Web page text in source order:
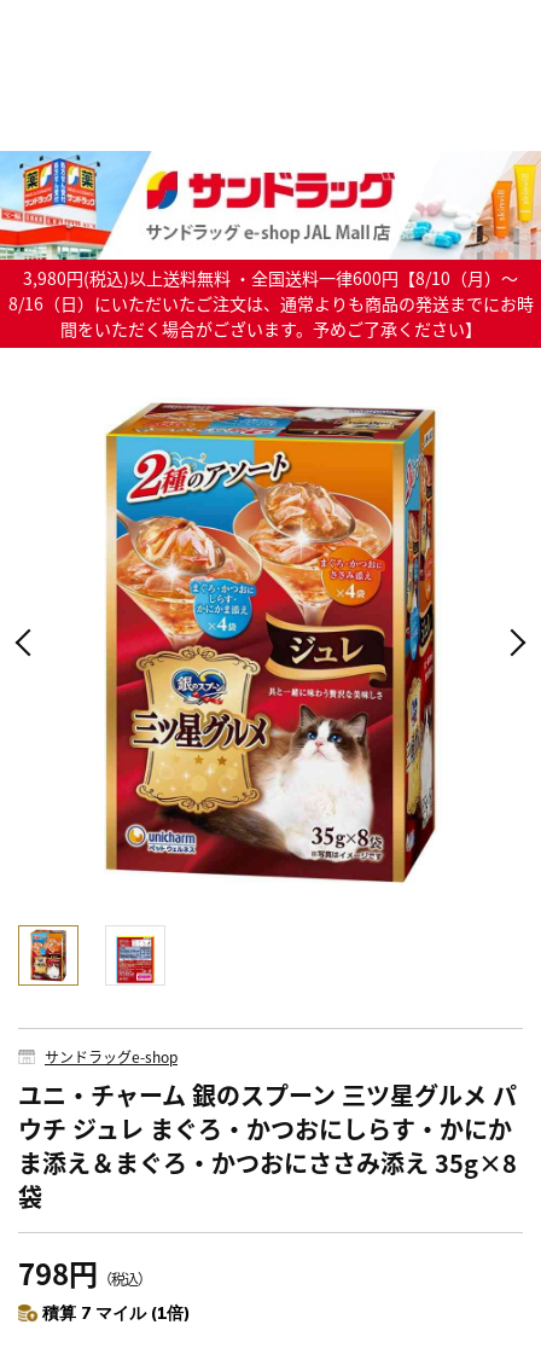
3,980円(税込)以上送料無料 ・全国送料一律600円【8/10（月）～
8/16（日）にいただいたご注文は、通常よりも商品の発送までにお時
間をいただく場合がございます。予めご了承ください】
サンドラッグe-shop
ユニ・チャーム 銀のスプーン 三ツ星グルメ パ
ウチ ジュレ まぐろ・かつおにしらす・かにか
ま添え＆まぐろ・かつおにささみ添え 35g×8
袋
798円 （税込）
積算 7 マイル (1倍)